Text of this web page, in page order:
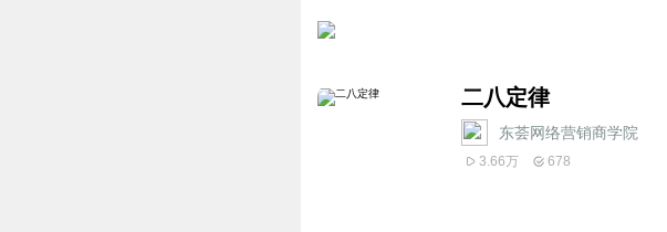
二八定律
东荟网络营销商学院
3.66万 678